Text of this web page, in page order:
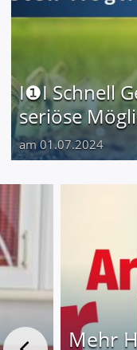
I❶I Schnell
seriöse
am 01.07.2024
Mehr